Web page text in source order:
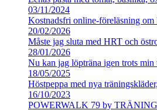
03/11/2024
Kostnadsfri online-föreläsning om
20/02/2026
Måste jag sluta med HRT och
28/01/2026
Nu kan jag löpträna igen trots
18/05/2025
Höstpeppa med nya
16/10/2023
POWERWALK 79 by